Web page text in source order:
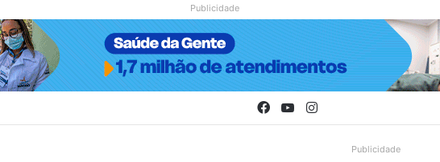
Publicidade
Facebook
YouTubeInstagram
Publicidade